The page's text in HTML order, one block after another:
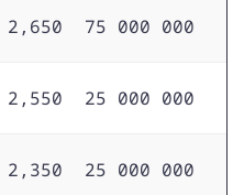
2,650 75 000 000
2,550 25 000 000
2,350 25 000 000